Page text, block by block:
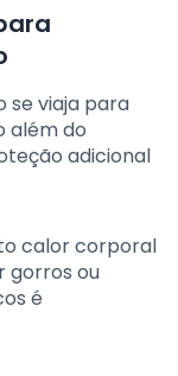
se viaja para
além do
adicional
calor corporal
gorros ou
é